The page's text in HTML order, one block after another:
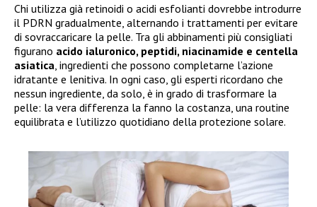
Chi utilizza già retinoidi o acidi esfolianti dovrebbe introdurre
il PDRN gradualmente, alternando i trattamenti per evitare
di sovraccaricare la pelle. Tra gli abbinamenti più consigliati
figurano acido ialuronico, peptidi, niacinamide e centella
asiatica , ingredienti che possono completarne l’azione
idratante e lenitiva. In ogni caso, gli esperti ricordano che
nessun ingrediente, da solo, è in grado di trasformare la
pelle: la vera differenza la fanno la costanza, una routine
equilibrata e l’utilizzo quotidiano della protezione solare.